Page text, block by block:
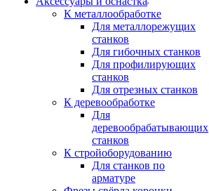
К металлообработке
Для металлорежущих
станков
Для гибочных станков
Для профилирующих
станков
Для отрезных станков
К деревообработке
Для
деревообрабатывающих
станков
К стройоборудованию
Для станков по
арматуре